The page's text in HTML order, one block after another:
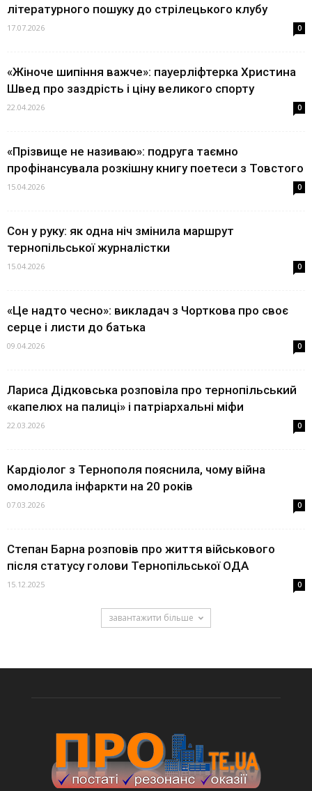
літературного пошуку до стрілецького клубу
17.07.2026 0
«Жіноче шипіння важче»: пауерліфтерка Христина
Швед про заздрість і ціну великого спорту
22.04.2026 0
«Прізвище не називаю»: подруга таємно
профінансувала розкішну книгу поетеси з Товстого
15.04.2026 0
Сон у руку: як одна ніч змінила маршрут
тернопільської журналістки
15.04.2026 0
«Це надто чесно»: викладач з Чорткова про своє
серце і листи до батька
09.04.2026 0
Лариса Дідковська розповіла про тернопільський
«капелюх на палиці» і патріархальні міфи
22.03.2026 0
Кардіолог з Тернополя пояснила, чому війна
омолодила інфаркти на 20 років
07.03.2026 0
Степан Барна розповів про життя військового
після статусу голови Тернопільської ОДА
15.12.2025 0
завантажити більше